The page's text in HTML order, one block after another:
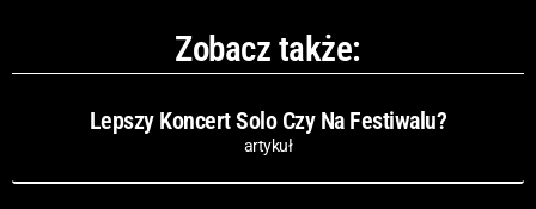
Zobacz także:
Lepszy Koncert Solo Czy Na Festiwalu?
artykuł